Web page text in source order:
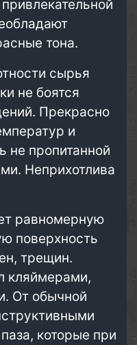
тона.
сырья
не боятся
Прекрасно
и
не пропитанной
Неприхотлива
равномерную
поверхность
трещин.
кляймерами,
От обычной
которые при